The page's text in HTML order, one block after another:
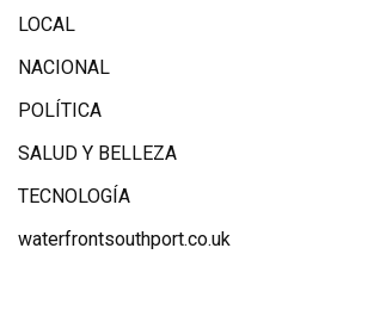
LOCAL
NACIONAL
POLÍTICA
SALUD Y BELLEZA
TECNOLOGÍA
waterfrontsouthport.co.uk